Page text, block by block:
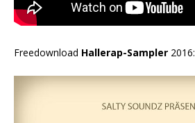
Freedownload Hallerap-Sampler 2016: